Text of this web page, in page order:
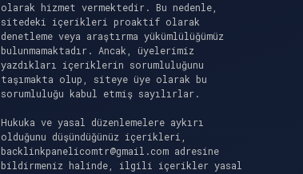
olarak hizmet vermektedir. Bu nedenle,
sitedeki içerikleri proaktif olarak
denetleme veya araştırma yükümlülüğümüz
bulunmamaktadır. Ancak, üyelerimiz
yazdıkları içeriklerin sorumluluğunu
taşımakta olup, siteye üye olarak bu
sorumluluğu kabul etmiş sayılırlar.
Hukuka ve yasal düzenlemelere aykırı
olduğunu düşündüğünüz içerikleri,
backlinkpanelicomtr@gmail.comadresine
bildirmeniz halinde, ilgili içerikler yasal